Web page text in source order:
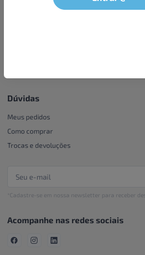
Dúvidas
Meus pedidos
Como comprar
Trocas e devoluções
*Cadastre-se em nossa newsletter para receber
Acompanhe nas redes sociais